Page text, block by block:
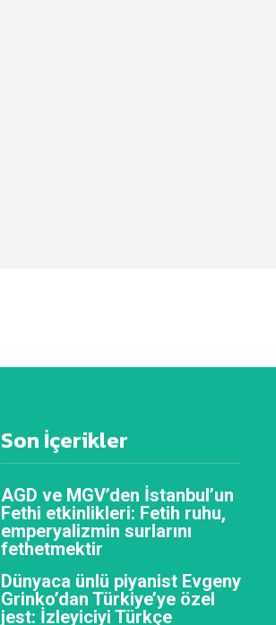
Son İçerikler
AGD ve MGV’den İstanbul’un
Fethi etkinlikleri: Fetih ruhu,
emperyalizmin surlarını
fethetmektir
Dünyaca ünlü piyanist Evgeny
Grinko’dan Türkiye’ye özel
jest: İzleyiciyi Türkçe